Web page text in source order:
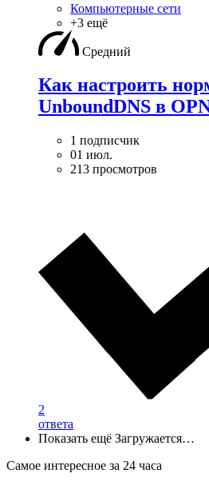
Компьютерные сети
+3 ещё
Средний
Как настроить
UnboundDNS в
1 подписчик
01 июл.
213 просмотров
2
ответа
Показать ещё Загружается…
Самое интересное за 24 часа